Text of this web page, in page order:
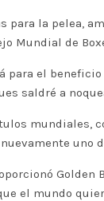
para la pelea,
Mundial de
para el
saldré a
mundiales,
uno
el mundo